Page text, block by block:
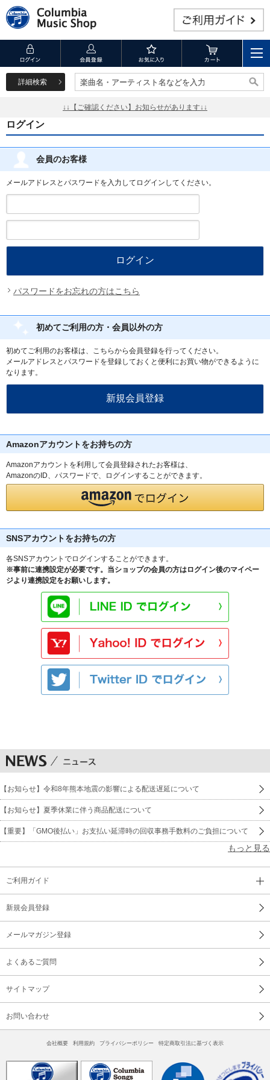
詳細検索 楽曲名・アーティスト名などを入力
楽曲名・アーティスト名などを入力
↓↓【ご確認ください】お知らせがあります↓↓
ログイン
会員のお客様
メールアドレスとパスワードを入力してログインしてください。
パスワードをお忘れの方はこちら
初めてご利用の方・会員以外の方
初めてご利用のお客様は、こちらから会員登録を行ってください。
メールアドレスとパスワードを登録しておくと便利にお買い物ができるように
なります。
Amazonアカウントをお持ちの方
Amazonアカウントを利用して会員登録されたお客様は、
AmazonのID、パスワードで、ログインすることができます。
SNSアカウントをお持ちの方
各SNSアカウントでログインすることができます。
※事前に連携設定が必要です。当ショップの会員の方はログイン後のマイペー
ジより連携設定をお願いします。
【お知らせ】令和8年熊本地震の影響による配送遅延について
【お知らせ】夏季休業に伴う商品配送について
【重要】「GMO後払い」お支払い延滞時の回収事務手数料のご負担について
もっと見る
ご利用ガイド
新規会員登録
メールマガジン登録
よくあるご質問
サイトマップ
お問い合わせ
会社概要 利用規約 プライバシーポリシー 特定商取引法に基づく表示